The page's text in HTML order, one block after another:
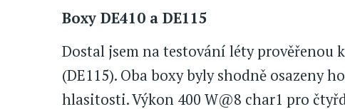
Boxy DE410 a DE115
Dostal jsem na testování léty prověřenou
(DE115). Oba boxy byly shodně osazeny
hlasitosti. Výkon 400 W@8 char1 pro